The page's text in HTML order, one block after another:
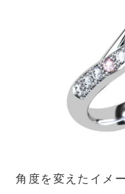
角度を変えたイメ